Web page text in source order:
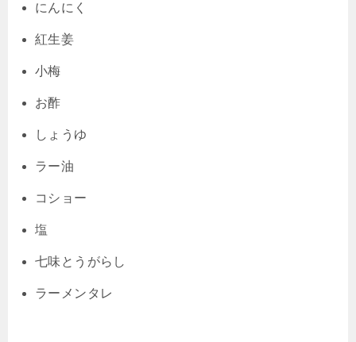
にんにく
紅生姜
小梅
お酢
しょうゆ
ラー油
コショー
塩
七味とうがらし
ラーメンタレ